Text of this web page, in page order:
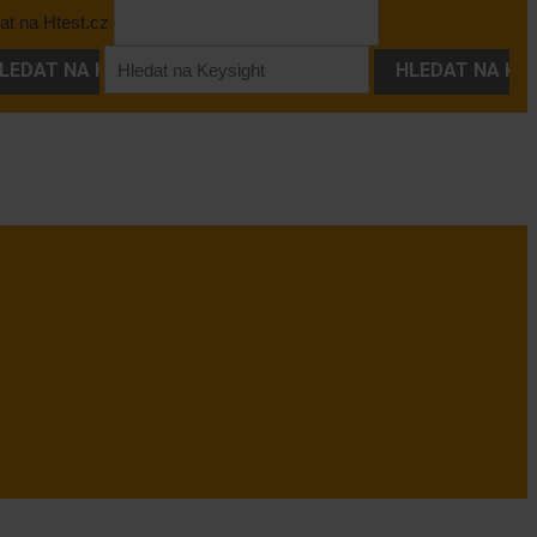
na Htest.cz